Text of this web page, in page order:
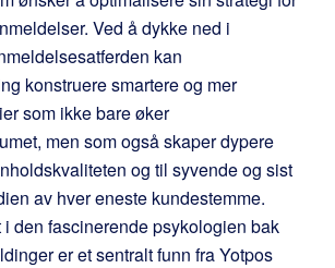
Ved å dykke ned i
kan
konstruere smartere og mer
som ikke bare øker
men som også skaper dypere
og til syvende og sist
av hver eneste kundestemme.
i den fascinerende psykologien bak
er et sentralt funn fra Yotpos